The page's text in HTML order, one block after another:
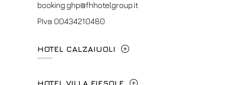
booking.ghp@fhhotelgroup.it
P.Iva 00434210480
HOTEL CALZAIUOLI
HOTEL VILLA FIESOLE